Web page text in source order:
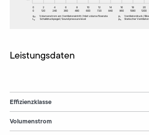
Leistungsdaten
Effizienzklasse
Volumenstrom